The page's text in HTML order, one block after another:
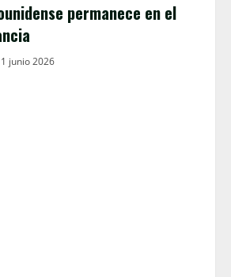
permanece en el
1 junio 2026